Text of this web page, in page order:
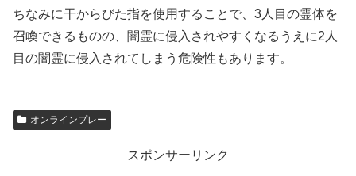
ちなみに干からびた指を使用することで、3人目の霊体を
召喚できるものの、闇霊に侵入されやすくなるうえに2人
目の闇霊に侵入されてしまう危険性もあります。
オンラインプレー
スポンサーリンク